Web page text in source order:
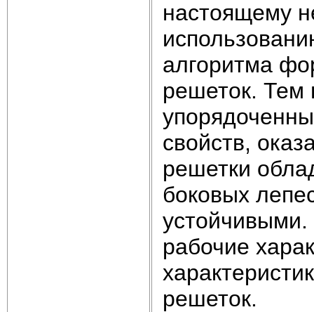
настоящему
алгоритма
решеток. Тем
свойств,
решетки
боковых
рабочие
решеток.